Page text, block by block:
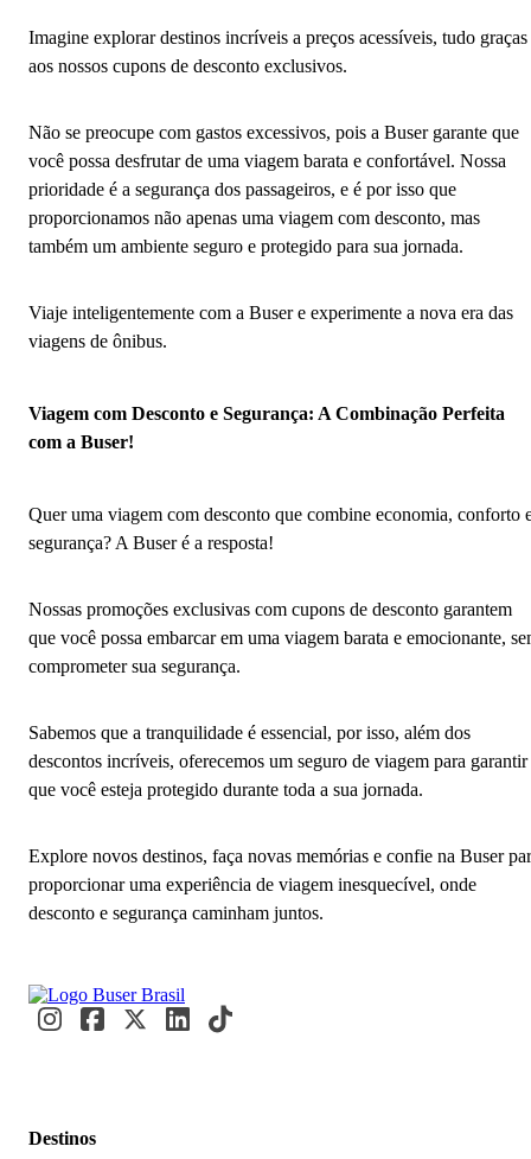
Imagine explorar destinos incríveis a preços acessíveis, tudo graças
aos nossos cupons de desconto exclusivos.
Não se preocupe com gastos excessivos, pois a Buser garante que
você possa desfrutar de uma viagem barata e confortável. Nossa
prioridade é a segurança dos passageiros, e é por isso que
proporcionamos não apenas uma viagem com desconto, mas
também um ambiente seguro e protegido para sua jornada.
Viaje inteligentemente com a Buser e experimente a nova era das
viagens de ônibus.
Viagem com Desconto e Segurança: A Combinação Perfeita
com a Buser!
Quer uma viagem com desconto que combine economia, conforto
segurança? A Buser é a resposta!
Nossas promoções exclusivas com cupons de desconto garantem
que você possa embarcar em uma viagem barata e emocionante,
comprometer sua segurança.
Sabemos que a tranquilidade é essencial, por isso, além dos
descontos incríveis, oferecemos um seguro de viagem para garantir
que você esteja protegido durante toda a sua jornada.
Explore novos destinos, faça novas memórias e confie na Buser
proporcionar uma experiência de viagem inesquecível, onde
desconto e segurança caminham juntos.
Destinos